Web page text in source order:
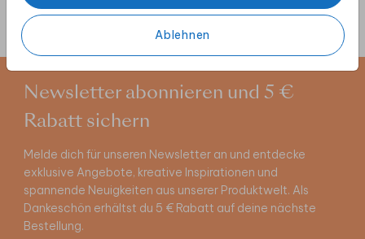
Ablehnen
Newsletter abonnieren und 5 €
Rabatt sichern
Melde dich für unseren Newsletter an und entdecke
exklusive Angebote, kreative Inspirationen und
spannende Neuigkeiten aus unserer Produktwelt. Als
Dankeschön erhältst du 5 € Rabatt auf deine nächste
Bestellung.